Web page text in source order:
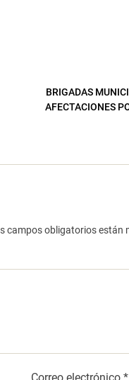
BRIGADAS
AFECTACIONES
campos obligatorios están